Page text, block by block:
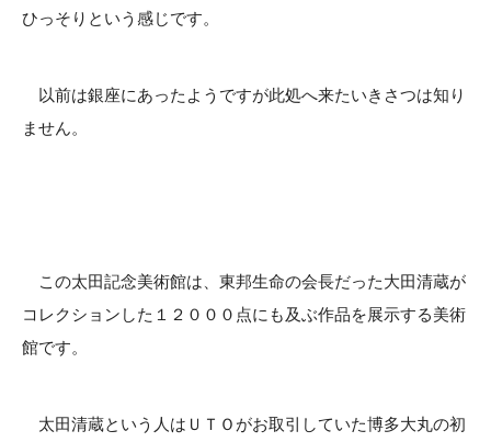
ひっそりという感じです。
以前は銀座にあったようですが此処へ来たいきさつは知り
ません。
この太田記念美術館は、東邦生命の会長だった大田清蔵が
コレクションした１２０００点にも及ぶ作品を展示する美術
館です。
太田清蔵という人はＵＴＯがお取引していた博多大丸の初